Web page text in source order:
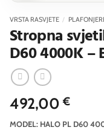
VRSTA RASVJETE /
Stropna
D60 4000K –
492,00€
MODEL: HALO PL D60